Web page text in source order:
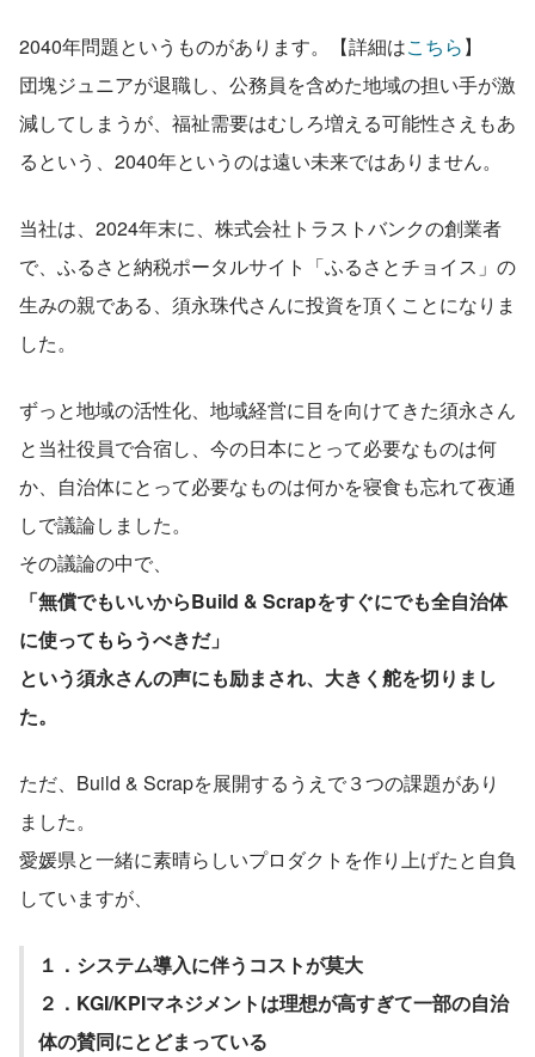
2040年問題というものがあります。【詳細はこちら】
団塊ジュニアが退職し、公務員を含めた地域の担い手が激
減してしまうが、福祉需要はむしろ増える可能性さえもあ
るという、2040年というのは遠い未来ではありません。
当社は、2024年末に、株式会社トラストバンクの創業者
で、ふるさと納税ポータルサイト「ふるさとチョイス」の
生みの親である、須永珠代さんに投資を頂くことになりま
した。
ずっと地域の活性化、地域経営に目を向けてきた須永さん
と当社役員で合宿し、今の日本にとって必要なものは何
か、自治体にとって必要なものは何かを寝食も忘れて夜通
しで議論しました。
その議論の中で、
「無償でもいいからBuild & Scrapをすぐにでも全自治体
に使ってもらうべきだ」
という須永さんの声にも励まされ、大きく舵を切りまし
た。
ただ、Build & Scrapを展開するうえで３つの課題があり
ました。
愛媛県と一緒に素晴らしいプロダクトを作り上げたと自負
していますが、
１．システム導入に伴うコストが莫大
２．KGI/KPIマネジメントは理想が高すぎて一部の自治
体の賛同にとどまっている